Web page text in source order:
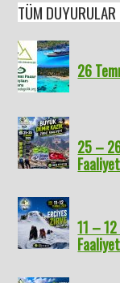
TÜM DUYURULAR
26
25 –
11 –